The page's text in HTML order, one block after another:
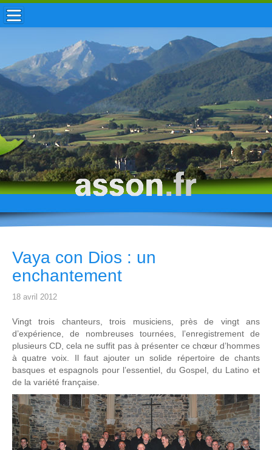
ACCUEIL / INFOS
MUNICIPALITÉ
VIE LOCALE
ENFANCE
TOURISME
HISTOIRE
Vaya con Dios : un
enchantement
18 avril 2012
Vingt trois chanteurs, trois musiciens, près de vingt ans
d’expérience, de nombreuses tournées, l’enregistrement de
plusieurs CD, cela ne suffit pas à présenter ce chœur d’hommes
à quatre voix. Il faut ajouter un solide répertoire de chants
basques et espagnols pour l’essentiel, du Gospel, du Latino et
de la variété française.